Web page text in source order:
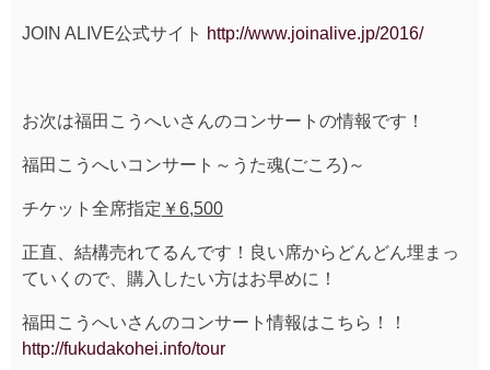
JOIN ALIVE公式サイト http://www.joinalive.jp/2016/
お次は福田こうへいさんのコンサートの情報です！
福田こうへいコンサート～うた魂(ごころ)～
チケット全席指定 ￥6,500
正直、結構売れてるんです！良い席からどんどん埋まっ
ていくので、購入したい方はお早めに！
福田こうへいさんのコンサート情報はこちら！！
http://fukudakohei.info/tour